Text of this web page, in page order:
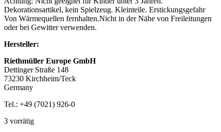
Dekorationsartikel, kein Spielzeug. Kleinteile. Erstickungsgefahr
Von Wärmequellen fernhalten.Nicht in der Nähe von Freileitungen
oder bei Gewitter verwenden.
Hersteller:
Riethmüller Europe GmbH
Dettinger Straße 148
73230 Kirchheim/Teck
Germany
Tel.: +49 (7021) 926-0
3 vorrätig